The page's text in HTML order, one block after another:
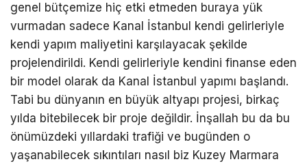
genel bütçemize hiç etki etmeden buraya yük
vurmadan sadece Kanal İstanbul kendi gelirleriyle
kendi yapım maliyetini karşılayacak şekilde
projelendirildi. Kendi gelirleriyle kendini finanse eden
bir model olarak da Kanal İstanbul yapımı başlandı.
Tabi bu dünyanın en büyük altyapı projesi, birkaç
yılda bitebilecek bir proje değildir. İnşallah bu da bu
önümüzdeki yıllardaki trafiği ve bugünden o
yaşanabilecek sıkıntıları nasıl biz Kuzey Marmara